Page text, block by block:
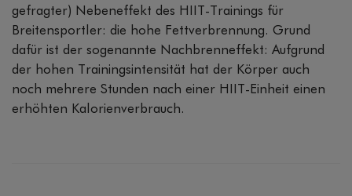
gefragter) Nebeneffekt des HIIT-Trainings für
Breitensportler: die hohe Fettverbrennung. Grund
dafür ist der sogenannte Nachbrenneffekt: Aufgrund
der hohen Trainingsintensität hat der Körper auch
noch mehrere Stunden nach einer HIIT-Einheit einen
erhöhten Kalorienverbrauch.